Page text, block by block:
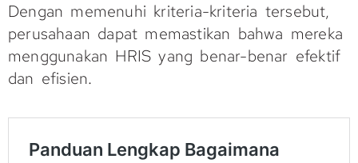
Dengan memenuhi kriteria-kriteria tersebut,
perusahaan dapat memastikan bahwa mereka
menggunakan HRIS yang benar-benar efektif
dan efisien.